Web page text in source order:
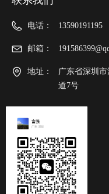
电话： 13590191195
邮箱：
地址：
广东省深圳
道7号